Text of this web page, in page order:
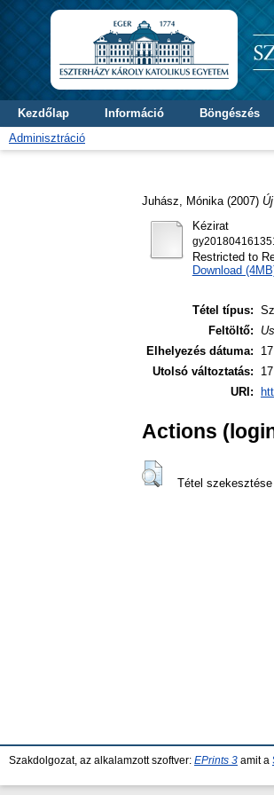
Kezdőlap Információ
Böngészés
Adminisztráció
Juhász, Mónika (2007)
Kézirat
Restricted to
Download
Tétel típus:
Feltöltő:
Elhelyezés dátuma:
Utolsó változtatás:
URI:
Actions
Tétel szekesztése
Szakdolgozat, az alkalamzott szoftver: EPrints 3 amit a